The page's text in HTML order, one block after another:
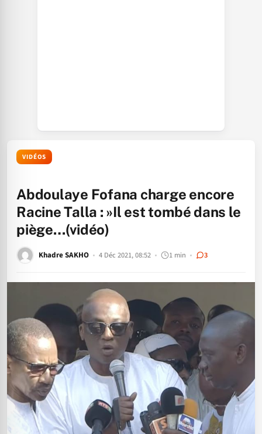
VIDÉOS
Abdoulaye Fofana charge encore
Racine Talla : »Il est tombé dans le
piège…(vidéo)
Khadre SAKHO 4 Déc 2021, 08:52 1 min 3